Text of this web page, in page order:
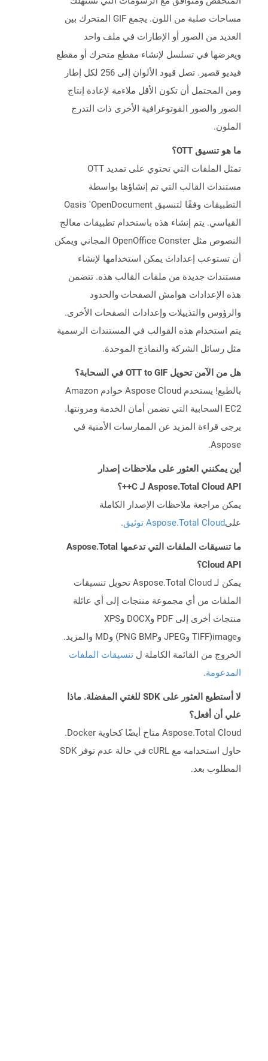
مساحات صلبة من اللون. يجمع GIF المتحرك بين
العديد من الصور أو الإطارات في ملف واحد
ويعرضها في تسلسل لإنشاء مقطع متحرك أو مقطع
فيديو قصير. تصل قيود الألوان إلى 256 لكل إطار
ومن المحتمل أن تكون الأقل ملاءمة لإعادة إنتاج
الصور والصور الفوتوغرافية الأخرى ذات التدرج
الملون.
ما هو تنسيق OTT؟
تمثل الملفات التي تحتوي على تمديد OTT
مستندات القالب التي تم إنشاؤها بواسطة
التطبيقات وفقًا لتنسيق Oasis 'OpenDocument
القياسي. يتم إنشاء هذه باستخدام تطبيقات معالج
النصوص مثل OpenOffice Conster المجاني ويمكن
أن تستوعب إعدادات يمكن استخدامها لإنشاء
مستندات جديدة من ملفات القالب هذه. تتضمن
هذه الإعدادات هوامش الصفحات والحدود
والرؤوس والتذييلات وإعدادات الصفحات الأخرى.
يتم استخدام هذه القوالب في المستندات الرسمية
مثل رسائل الشركة والنماذج الموحدة.
هل من الآمن تحويل OTT to GIF في السحابة؟
بالطبع! يستخدم Aspose Cloud خوادم Amazon
EC2 السحابية التي تضمن أمان الخدمة ومرونتها.
يرجى قراءة المزيد عن الممارسات الأمنية في
Aspose.
أين يمكنني العثور على ملاحظات إصدار
Aspose.Total Cloud API لـ C++؟
يمكن مراجعة ملاحظات الإصدار الكاملة
علىAspose.Total Cloud توثيق .
ما تنسيقات الملفات التي تدعمها Aspose.Total
Cloud API؟
يمكن لـ Aspose.Total Cloud تحويل تنسيقات
الملفات من أي مجموعة منتجات إلى أي عائلة
منتجات أخرى إلى PDF وDOCX وXPS
وimage(TIFF وJPEG وPNG BMP) وMD والمزيد.
الخروج من القائمة الكاملة ل تنسيقات الملفات
المدعومة.
لا أستطيع العثور على SDK للغتي المفضلة. ماذا
علي أن أفعل؟
Aspose.Total Cloud متاح أيضًا كحاوية Docker.
حاول استخدامه مع cURL في حالة عدم توفر SDK
المطلوب بعد.